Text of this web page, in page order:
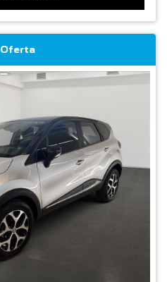
Oferta